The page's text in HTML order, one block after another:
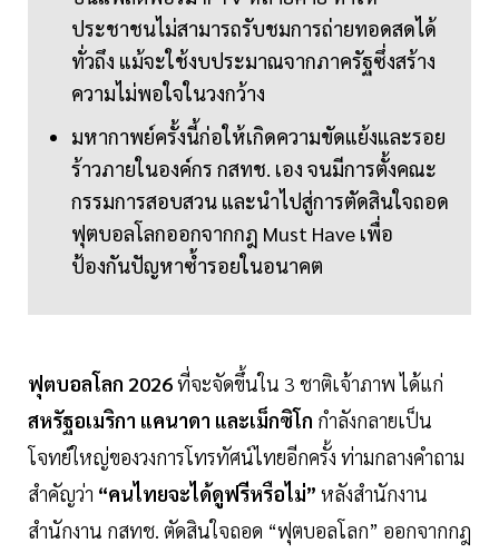
ประชาชนไม่สามารถรับชมการถ่ายทอดสดได้
ทั่วถึง แม้จะใช้งบประมาณจากภาครัฐซึ่งสร้าง
ความไม่พอใจในวงกว้าง
มหากาพย์ครั้งนี้ก่อให้เกิดความขัดแย้งและรอย
ร้าวภายในองค์กร กสทช. เอง จนมีการตั้งคณะ
กรรมการสอบสวน และนำไปสู่การตัดสินใจถอด
ฟุตบอลโลกออกจากกฎ Must Have เพื่อ
ป้องกันปัญหาซ้ำรอยในอนาคต
ฟุตบอลโลก 2026ที่จะจัดขึ้นใน 3 ชาติเจ้าภาพ ได้แก่
สหรัฐอเมริกา แคนาดา และเม็กซิโก กำลังกลายเป็น
โจทย์ใหญ่ของวงการโทรทัศน์ไทยอีกครั้ง ท่ามกลางคำถาม
สำคัญว่า “คนไทยจะได้ดูฟรีหรือไม่” หลังสำนักงาน
สำนักงาน กสทช. ตัดสินใจถอด “ฟุตบอลโลก” ออกจากกฎ